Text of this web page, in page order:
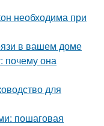
необходима при
в вашем доме
почему она
для
пошаговая